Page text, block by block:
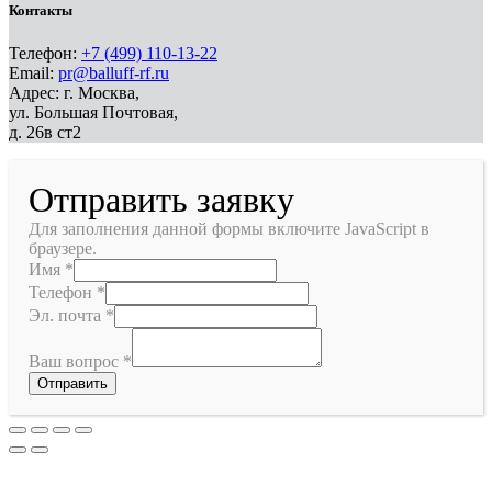
Контакты
Телефон: +7 (499) 110-13-22
Email: pr@balluff-rf.ru
Адрес: г. Москва,
ул. Большая Почтовая,
д. 26в ст2
Отправить заявку
Для заполнения данной формы включите JavaScript в
браузере.
Имя *
Телефон *
Эл. почта *
Ваш вопрос *
Отправить